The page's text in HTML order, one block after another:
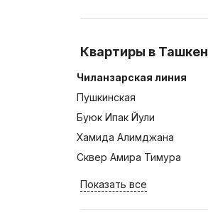
Квартиры в
Чиланзарская линия
Пушкинская
Буюк Ипак Йули
Хамида Алимджана
Сквер Амира Тимура
Показать все